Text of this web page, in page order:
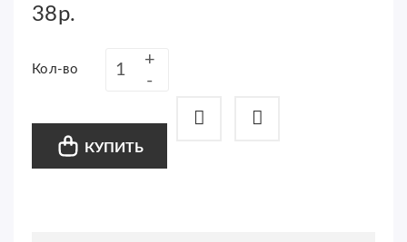
38р.
Кол-во
КУПИТЬ